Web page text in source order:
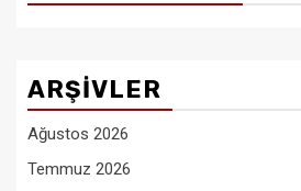
ARŞIVLER
Ağustos 2026
Temmuz 2026